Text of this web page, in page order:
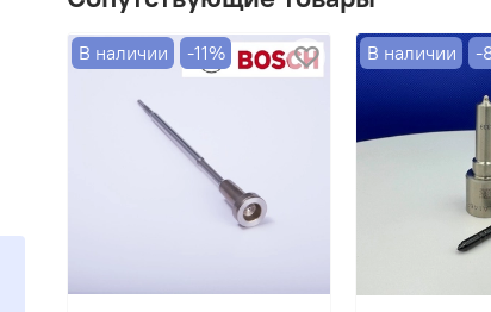
В наличии -11% В наличии -